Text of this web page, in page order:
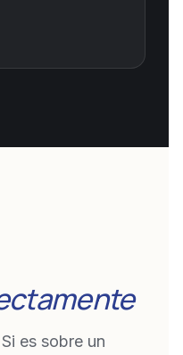
es sobre un